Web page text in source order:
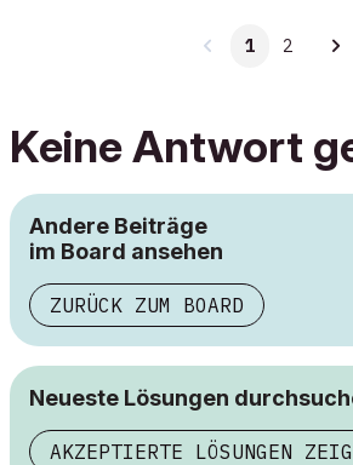
1 2
Keine Antwort
Andere Beiträge
im Board ansehen
ZURÜCK ZUM BOARD
Neueste Lösungen
AKZEPTIERTE LÖSUNGEN